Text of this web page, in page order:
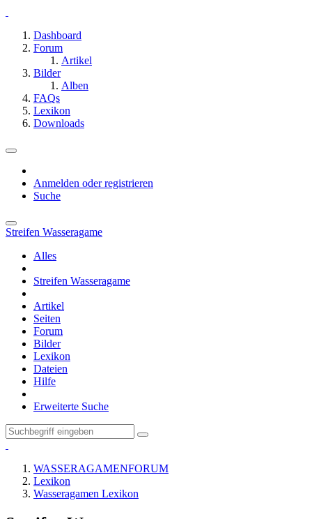
Dashboard
Forum
Artikel
Bilder
Alben
FAQs
Lexikon
Downloads
Anmelden oder registrieren
Suche
Streifen Wasseragame
Alles
Streifen Wasseragame
Artikel
Seiten
Forum
Bilder
Lexikon
Dateien
Hilfe
Erweiterte Suche
WASSERAGAMENFORUM
Lexikon
Wasseragamen Lexikon